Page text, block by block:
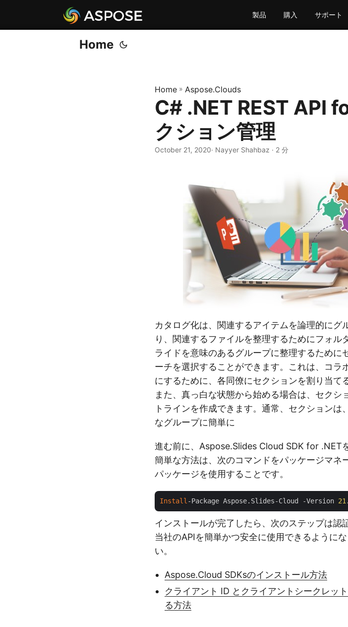
製品 購入 サポート
Home
Home » Aspose.Clouds
C# .NET REST API
クション管理
October 21, 2020· Nayyer Shahbaz · 2 分
カタログ化は、関連するアイテムを論理的にグ
り、関連するファイルを整理するためにフォル
ライドを意味のあるグループに整理するために
ーチを選択することができます。これは、コラ
にするために、各同僚にセクションを割り当て
また、真っ白な状態から始める場合は、セク
トラインを作成できます。通常、セクション
なグループに簡単に
進む前に、Aspose.Slides Cloud SDK for .NET
簡単な方法は、次のコマンドをパッケージマネ
パッケージを使用することです。
Install -Package Aspose.Slides-Cloud -Version 21 .
インストールが完了したら、次のステップは認
当社のAPIを簡単かつ安全に使用できるように
い。
Aspose.Cloud SDKsのインストール方法
クライアント ID とクライアントシークレッ
る方法